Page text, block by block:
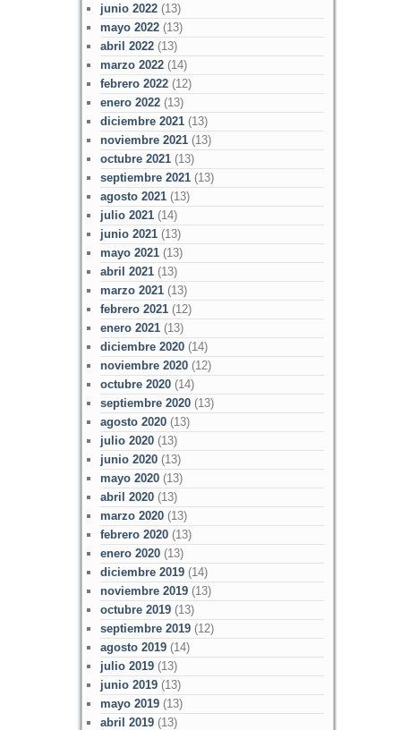
junio 2022(13)
mayo 2022(13)
abril 2022(13)
marzo 2022(14)
febrero 2022(12)
enero 2022(13)
diciembre 2021(13)
noviembre 2021(13)
octubre 2021(13)
septiembre 2021(13)
agosto 2021(13)
julio 2021(14)
junio 2021(13)
mayo 2021(13)
abril 2021(13)
marzo 2021(13)
febrero 2021(12)
enero 2021(13)
diciembre 2020(14)
noviembre 2020(12)
octubre 2020(14)
septiembre 2020(13)
agosto 2020(13)
julio 2020(13)
junio 2020(13)
mayo 2020(13)
abril 2020(13)
marzo 2020(13)
febrero 2020(13)
enero 2020(13)
diciembre 2019(14)
noviembre 2019(13)
octubre 2019(13)
septiembre 2019(12)
agosto 2019(14)
julio 2019(13)
junio 2019(13)
mayo 2019(13)
abril 2019(13)